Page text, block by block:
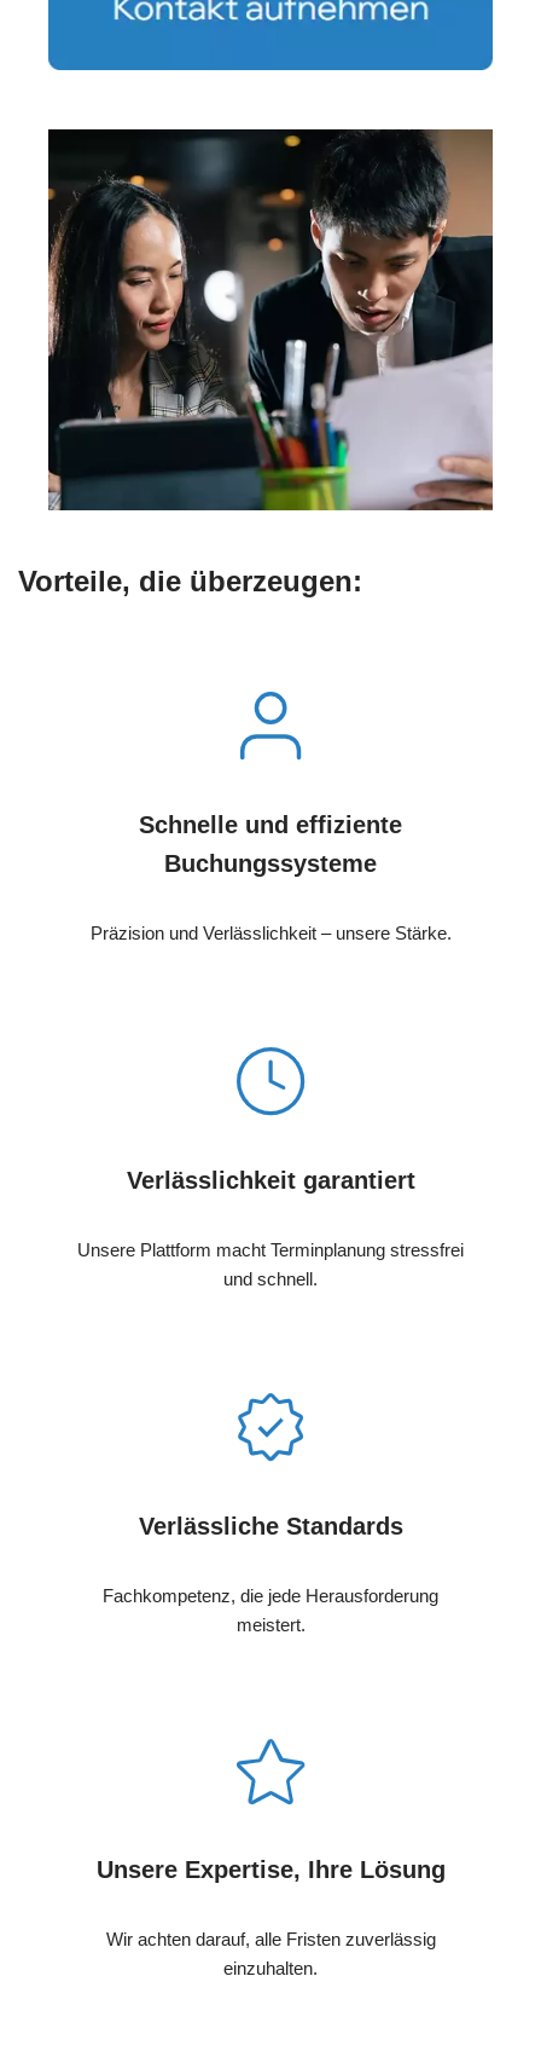
Vorteile, die überzeugen:
Schnelle und effiziente
Buchungssysteme
Präzision und Verlässlichkeit – unsere Stärke.
Verlässlichkeit garantiert
Unsere Plattform macht Terminplanung stressfrei
und schnell.
Verlässliche Standards
Fachkompetenz, die jede Herausforderung
meistert.
Unsere Expertise, Ihre Lösung
Wir achten darauf, alle Fristen zuverlässig
einzuhalten.